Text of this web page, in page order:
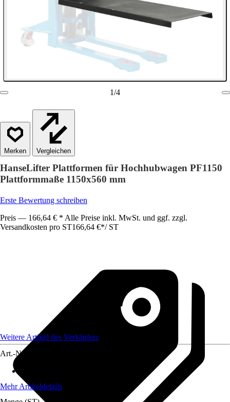
1/4
Vergleichen
HanseLifter Plattformen für Hochhubwagen PF1150
Plattformmaße 1150x560 mm
Erste Bewertung schreiben
Preis — 166,64 € * Alle Preise inkl. MwSt. und ggf. zzgl.
Versandkosten pro ST166,64 €*/ ST
Weitere Artikel des Verkäufers
Art.-Nr.
Mehr Artikeldetails